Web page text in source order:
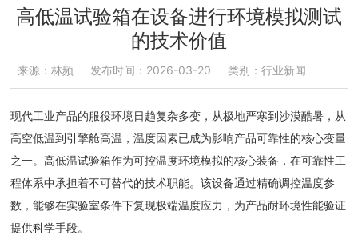
高低温试验箱在设备进行环境模拟测试
的技术价值
来源：林频 发布时间：2026-03-20 类别：行业新闻
现代工业产品的服役环境日趋复杂多变，从极地严寒到沙漠酷暑，从
高空低温到引擎舱高温，温度因素已成为影响产品可靠性的核心变量
之一。高低温试验箱作为可控温度环境模拟的核心装备，在可靠性工
程体系中承担着不可替代的技术职能。该设备通过精确调控温度参
数，能够在实验室条件下复现极端温度应力，为产品耐环境性能验证
提供科学手段。